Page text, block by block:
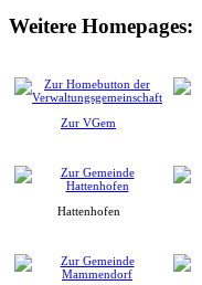
Weitere Homepages:
Zur VGem
Hattenhofen